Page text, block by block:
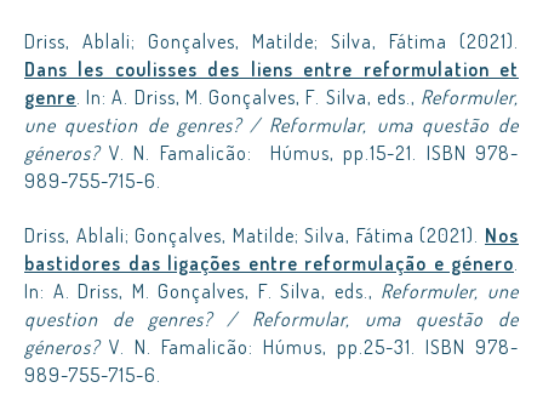
Driss, Ablali; Gonçalves, Matilde; Silva, Fátima (2021).
Dans les coulisses des liens entre reformulation et
genre. In: A. Driss, M. Gonçalves, F. Silva, eds., Reformuler,
une question de genres? / Reformular, uma questão de
géneros?V. N. Famalicão: Húmus, pp.15-21. ISBN 978-
989-755-715-6.
Driss, Ablali; Gonçalves, Matilde; Silva, Fátima (2021). Nos
bastidores das ligações entre reformulação e género.
In: A. Driss, M. Gonçalves, F. Silva, eds., Reformuler, une
question de genres? / Reformular, uma questão de
géneros?V. N. Famalicão: Húmus, pp.25-31. ISBN 978-
989-755-715-6.